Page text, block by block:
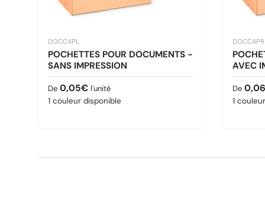
DOCC4PL
POCHETTES POUR DOCUMENTS -
SANS IMPRESSION
Prix habituel
De 0,05€ l'unité
1 couleur disponible
DOCC4PR
AVEC
Prix
De
1